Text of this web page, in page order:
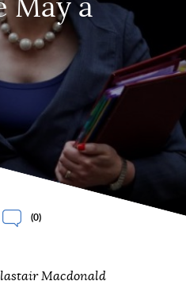
(0)
Macdonald